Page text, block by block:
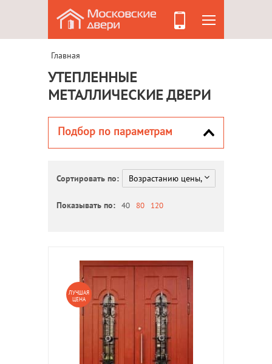
Главная
УТЕПЛЕННЫЕ
МЕТАЛЛИЧЕСКИЕ ДВЕРИ
Подбор по параметрам
Сортировать по:
Показывать по: 40 80 120
ЛУЧШАЯ
ЦЕНА